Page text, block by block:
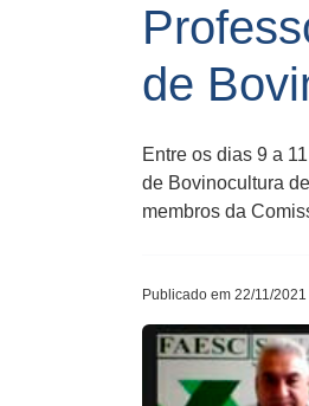
de
Entre os dias 9 a
de Bovinocultura
membros da
Publicado em 22/11/2021